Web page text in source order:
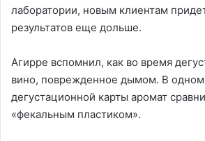
лаборатории, новым клиентам
результатов еще дольше.
Агирре вспомнил, как во время
вино, поврежденное дымом. В одном
дегустационной карты аромат
«фекальным пластиком».